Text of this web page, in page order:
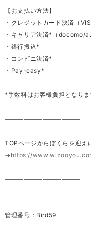
【お支払い方法】
・クレジットカード決済（
・キャリア決済*（docomo/
・銀行振込*
・コンビニ決済*
・Pay-easy*
*手数料はお客様負担となりま
————————————
TOPページからぼくらを迎え
→ https://
————————————
管理番号：Bird59